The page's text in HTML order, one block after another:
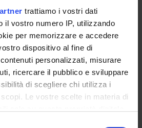
trattiamo i vostri dati
il vostro numero IP, utilizzando
per memorizzare e accedere
dispositivo al fine di
personalizzati, misurare
ricercare il pubblico e sviluppare
di scegliere chi utilizza i
Le vostre scelte in materia di
e accademie: questioni di
Settecento: da Aurelio Amalteo a
filodrammatiche alla Comédie
nel “théâtre de société”